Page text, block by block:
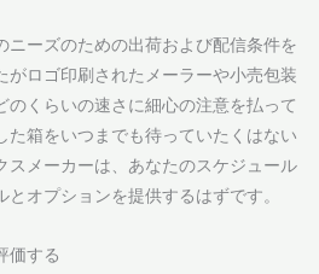
ニーズのための出荷および配信条件を
がロゴ印刷されたメーラーや小売包装
のくらいの速さに細心の注意を払って
た箱をいつまでも待っていたくはない
スメーカーは、あなたのスケジュール
オプションを提供するはずです。
価する